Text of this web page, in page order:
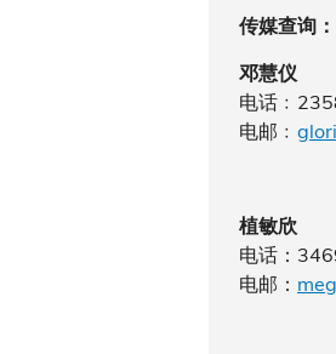
传媒查询：
邓慧仪
电话
电邮﹕
植敏欣
电话：
电邮：